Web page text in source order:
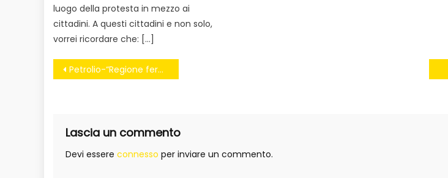
luogo della protesta in mezzo ai
cittadini. A questi cittadini e non solo,
vorrei ricordare che: […]
Navigazione
Petrolio-“Regione ferma”
Lascia un commento
Devi essere connesso per inviare un commento.